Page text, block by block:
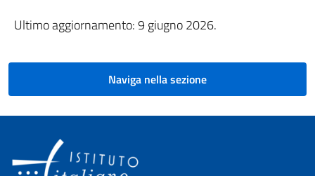
Ultimo aggiornamento: 9 giugno 2026.
Naviga nella sezione